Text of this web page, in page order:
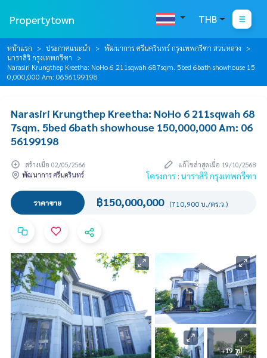
Propertytown THB
หน้าแรก ประกาศแนะนำ
พัฒนาการ ศรีนครินทร์ กรุงเทพกรีฑา สวนหลวง
นาราสิริ กรุงเทพกรีฑา
Narasiri Krungthep Kreetha: NoHo 6 211sqwah 687sqm. 5bed 6bath showhouse 15
0,000,000 Am: 0656199198
Narasiri Krungthep Kreetha: NoHo 6 211sqwah 68
7sqm. 5bed 6bath showhouse 150,000,000 Am: 06
56199198
สร้างเมื่อ 02/05/2566
แก้ไขล่าสุดเมื่อ 19/10/2568
พัฒนาการ ศรีนครินทร์
โครงการ : นาราสิริ กรุงเทพกรีฑา
ราคาขาย ฿150,000,000 (710,900 บ./ตร.ว.)
+19 รูป